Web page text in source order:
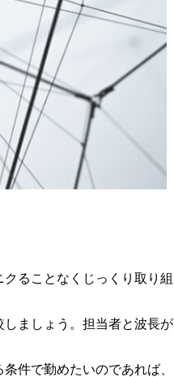
ることなくじっくり取り組
ましょう。担当者と波長が
件で勤めたいのであれば、